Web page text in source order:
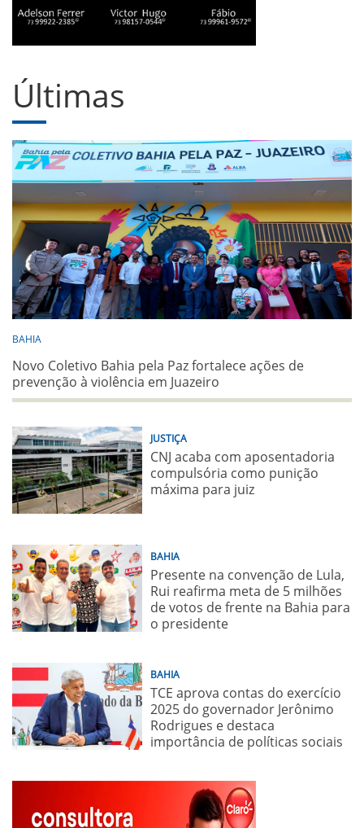
Últimas
BAHIA
Novo Coletivo Bahia pela Paz fortalece ações de
prevenção à violência em Juazeiro
JUSTIÇA
CNJ acaba com aposentadoria
compulsória como punição
máxima para juiz
BAHIA
Presente na convenção de Lula,
Rui reafirma meta de 5 milhões
de votos de frente na Bahia para
o presidente
BAHIA
TCE aprova contas do exercício
2025 do governador Jerônimo
Rodrigues e destaca
importância de políticas sociais